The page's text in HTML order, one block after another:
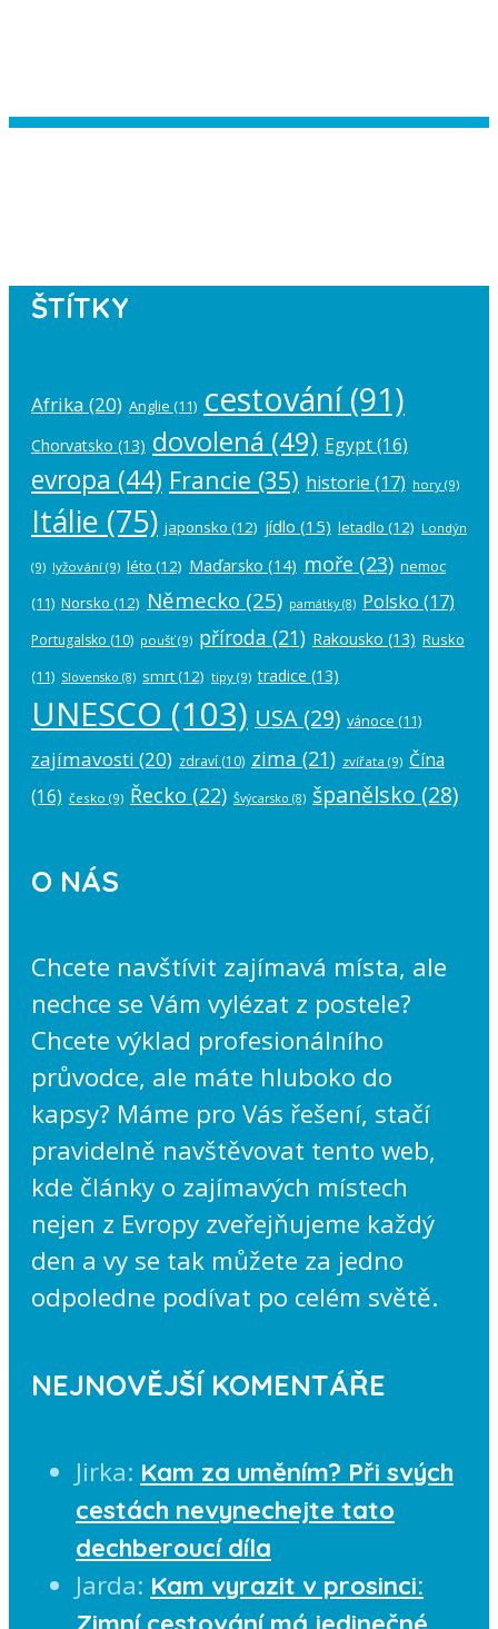
ŠTÍTKY
Afrika (20) Anglie (11) cestování(91)
Chorvatsko (13) dovolená (49) Egypt(16)
evropa (44) Francie (35) historie (17) hory (9)
Itálie (75) japonsko (12) jídlo (15) letadlo (12) Londýn
(9) lyžování (9) léto (12) Maďarsko (14) moře (23) nemoc
(11) Norsko (12) Německo (25) památky(8) Polsko (17)
Portugalsko (10) poušť(9) příroda (21) Rakousko (13) Rusko
(11) Slovensko (8) smrt(12) tipy (9) tradice (13)
UNESCO (103) USA (29) vánoce (11)
zajímavosti (20) zdraví (10) zima (21) zvířata (9) Čína
(16) česko (9) Řecko (22) Švýcarsko (8) španělsko (28)
O NÁS
Chcete navštívit zajímavá místa, ale
nechce se Vám vylézat z postele?
Chcete výklad profesionálního
průvodce, ale máte hluboko do
kapsy? Máme pro Vás řešení, stačí
pravidelně navštěvovat tento web,
kde články o zajímavých místech
nejen z Evropy zveřejňujeme každý
den a vy se tak můžete za jedno
odpoledne podívat po celém světě.
NEJNOVĚJŠÍ KOMENTÁŘE
Jirka: Kam za uměním? Při svých
cestách nevynechejte tato
dechberoucí díla
Jarda: Kam vyrazit v prosinci: